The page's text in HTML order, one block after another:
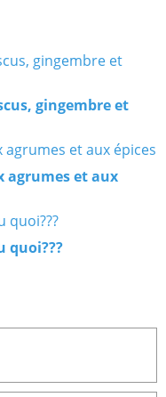
gingembre et
agrumes et aux
quoi???